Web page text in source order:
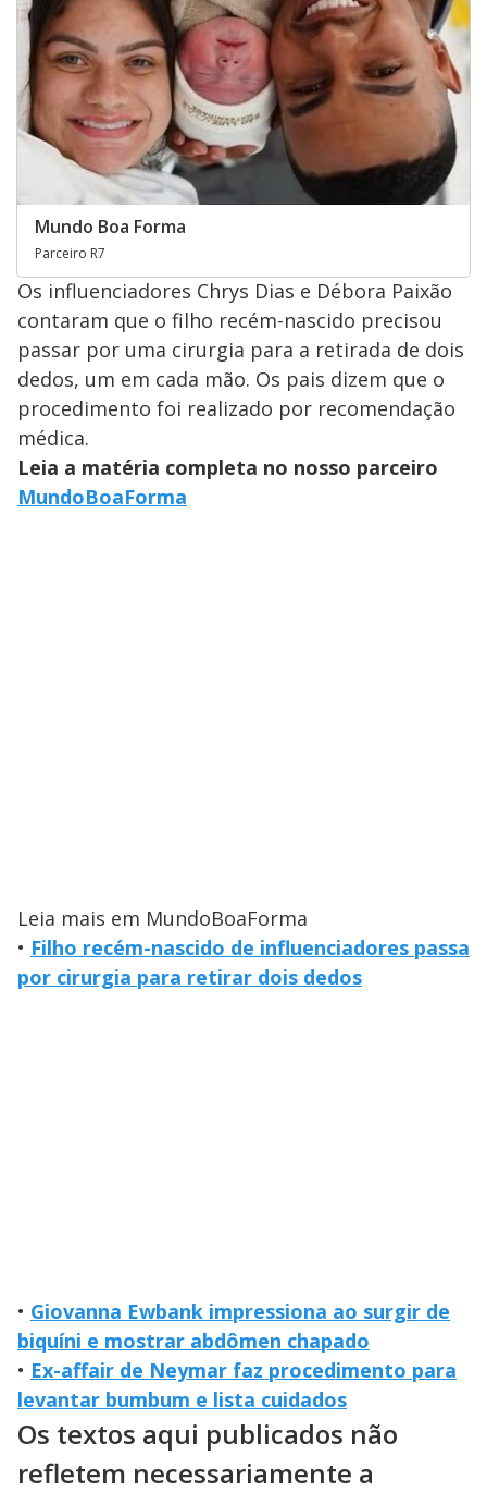
Mundo Boa Forma
Parceiro R7
Os influenciadores Chrys Dias e Débora Paixão
contaram que o filho recém-nascido precisou
passar por uma cirurgia para a retirada de dois
dedos, um em cada mão. Os pais dizem que o
procedimento foi realizado por recomendação
médica.
Leia a matéria completa no nosso parceiro
MundoBoaForma
Leia mais em MundoBoaForma
• Filho recém-nascido de influenciadores passa
por cirurgia para retirar dois dedos
• Giovanna Ewbank impressiona ao surgir de
biquíni e mostrar abdômen chapado
• Ex-affair de Neymar faz procedimento para
levantar bumbum e lista cuidados
Os textos aqui publicados não
refletem necessariamente a